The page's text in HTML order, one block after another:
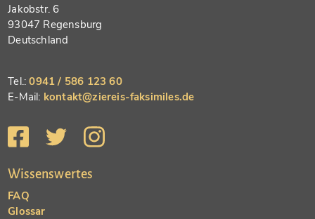
Jakobstr. 6
93047 Regensburg
Deutschland
Tel.:0941 / 586 123 60
E-Mail: kontakt@ziereis-faksimiles.de
Wissenswertes
FAQ
Glossar